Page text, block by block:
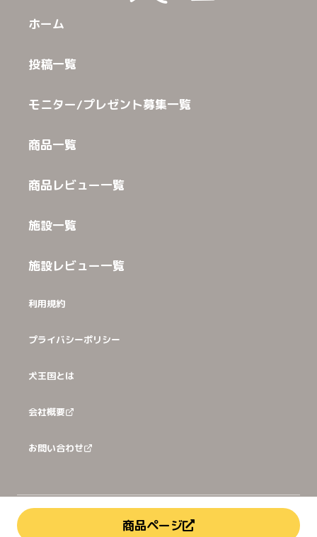
商品ページ
ホーム
投稿一覧
モニター/プレゼント募集一覧
商品一覧
商品レビュー一覧
施設一覧
施設レビュー一覧
利用規約
プライバシーポリシー
犬王国とは
会社概要
お問い合わせ
2026犬猫王国株式会社